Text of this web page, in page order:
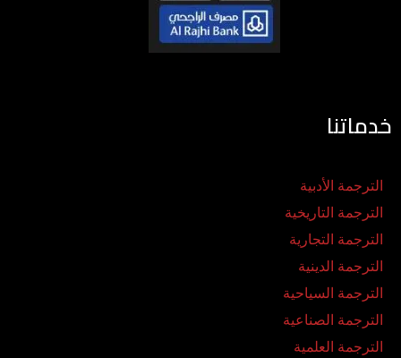
خدماتنا
الترجمة الأدبية
الترجمة التاريخية
الترجمة التجارية
الترجمة الدينية
الترجمة السياحية
الترجمة الصناعية
الترجمة العلمية